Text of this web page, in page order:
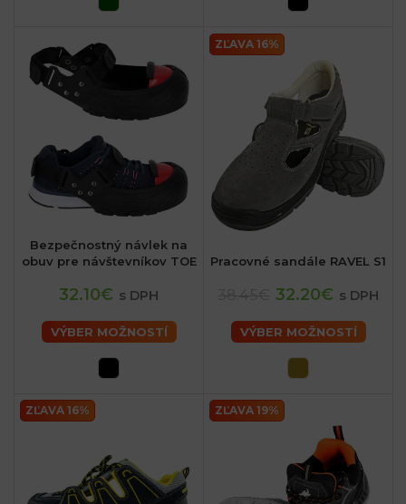
Bezpečnostný návlek na
obuv pre návštevníkov TOE
32.10€ s DPH
VÝBER MOŽNOSTÍ
ZĽAVA 16%
Pracovné sandále RAVEL S1
32.20€ s DPH
VÝBER MOŽNOSTÍ
ZĽAVA 16% ZĽAVA 19%